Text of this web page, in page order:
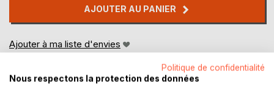
AJOUTER AU PANIER
Ajouter à ma liste d'envies
Politique de confidentialité
Nous respectons la protection des données